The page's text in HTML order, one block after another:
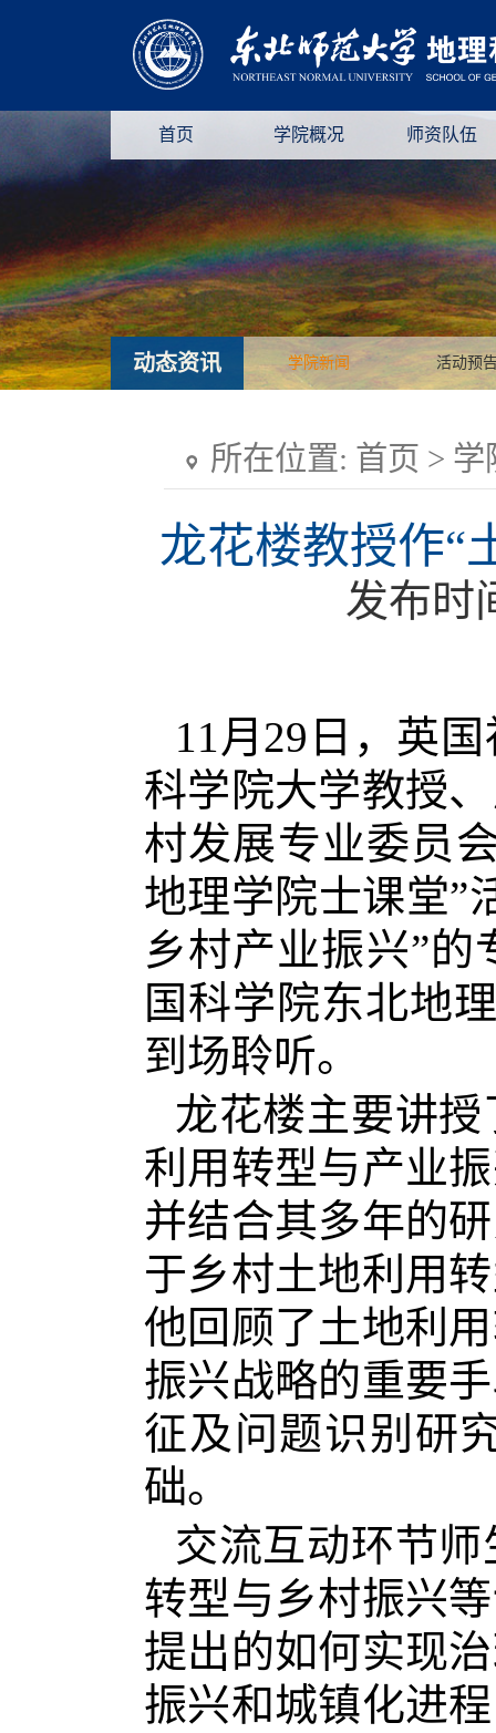
首页 学院概况 师资队伍
动态资讯 学院新闻 活动预
所在位置: 首页 > 学
龙花楼教授作“
发布时
11月29日，英
科学院大学教授
村发展专业委员
地理学院士课堂”
乡村产业振兴”
国科学院东北地
到场聆听。
龙花楼主要讲
利用转型与产业
并结合其多年的
于乡村土地利用
他回顾了土地利
振兴战略的重要
征及问题识别研
础。
交流互动环节
转型与乡村振兴
提出的如何实现
振兴和城镇化进